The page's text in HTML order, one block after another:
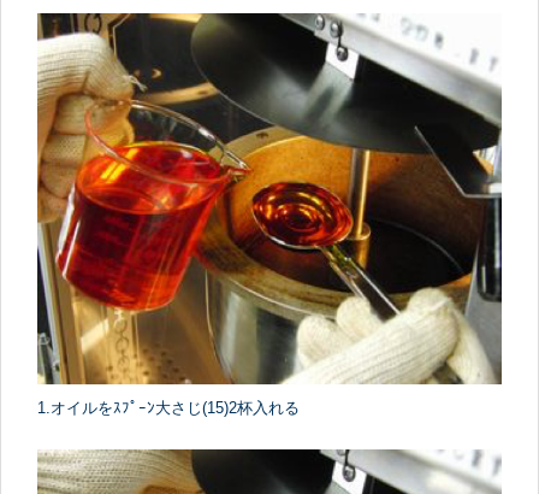
1.オイルをｽﾌﾟｰﾝ大さじ(15)2杯入れる